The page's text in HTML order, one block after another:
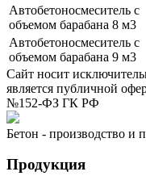
Автобетоносмеситель с
объемом барабана 8 м3
Автобетоносмеситель с
объемом барабана 9 м3
Сайт носит
является публичной
№152-ФЗ ГК РФ
Бетон - производство и
Продукция